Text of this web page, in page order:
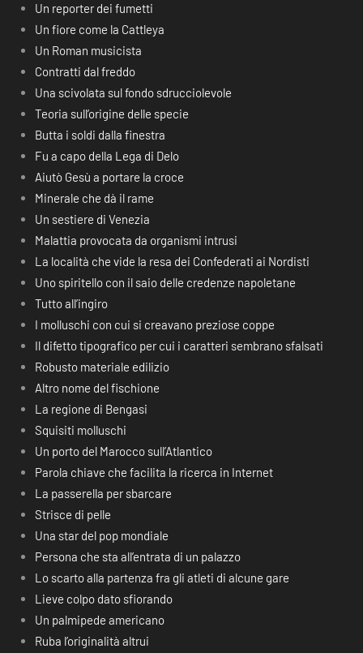
Un reporter dei fumetti
Un fiore come la Cattleya
Un Roman musicista
Contratti dal freddo
Una scivolata sul fondo sdrucciolevole
Teoria sull’origine delle specie
Butta i soldi dalla finestra
Fu a capo della Lega di Delo
Aiutò Gesù a portare la croce
Minerale che dà il rame
Un sestiere di Venezia
Malattia provocata da organismi intrusi
La località che vide la resa dei Confederati ai Nordisti
Uno spiritello con il saio delle credenze napoletane
Tutto all’ingiro
I molluschi con cui si creavano preziose coppe
Il difetto tipografico per cui i caratteri sembrano sfalsati
Robusto materiale edilizio
Altro nome del fischione
La regione di Bengasi
Squisiti molluschi
Un porto del Marocco sull’Atlantico
Parola chiave che facilita la ricerca in Internet
La passerella per sbarcare
Strisce di pelle
Una star del pop mondiale
Persona che sta all’entrata di un palazzo
Lo scarto alla partenza fra gli atleti di alcune gare
Lieve colpo dato sfiorando
Un palmipede americano
Ruba l’originalità altrui